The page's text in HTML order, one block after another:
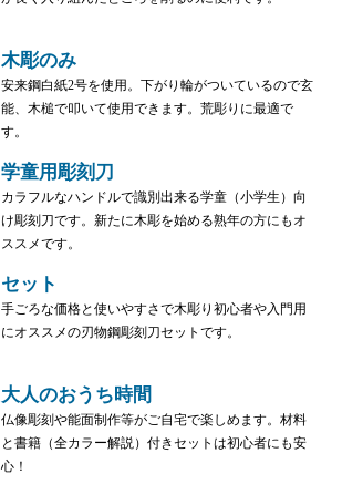
木彫のみ
安来鋼白紙2号を使用。下がり輪がついているので玄
能、木槌で叩いて使用できます。荒彫りに最適で
す。
学童用彫刻刀
カラフルなハンドルで識別出来る学童（小学生）向
け彫刻刀です。新たに木彫を始める熟年の方にもオ
ススメです。
セット
手ごろな価格と使いやすさで木彫り初心者や入門用
にオススメの刃物鋼彫刻刀セットです。
大人のおうち時間
仏像彫刻や能面制作等がご自宅で楽しめます。材料
と書籍（全カラー解説）付きセットは初心者にも安
心！